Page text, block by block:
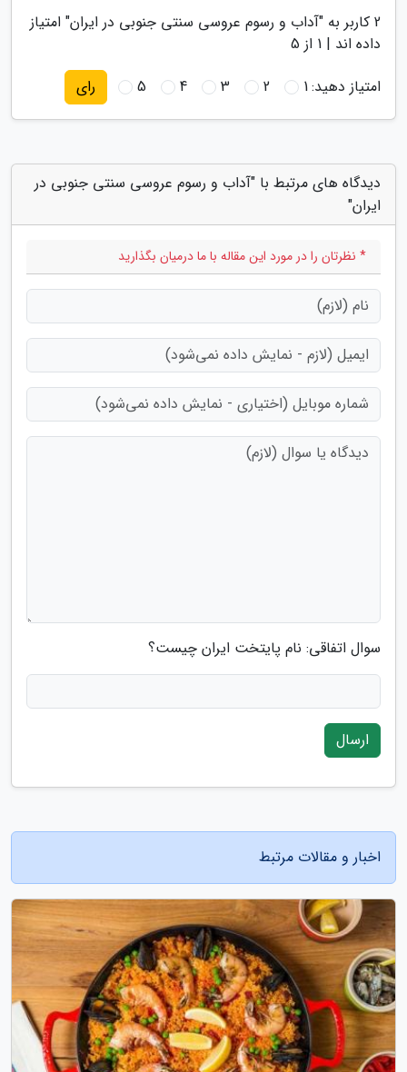
2 کاربر به "آداب و رسوم عروسی سنتی جنوبی در ایران" امتیاز
داده اند | 1 از 5
امتیاز دهید:1
2
3
4
5 رای
دیدگاه های مرتبط با "آداب و رسوم عروسی سنتی جنوبی در
ایران"
* نظرتان را در مورد این مقاله با ما درمیان بگذارید
سوال اتفاقی: نام پایتخت ایران چیست؟
ارسال
اخبار و مقالات مرتبط